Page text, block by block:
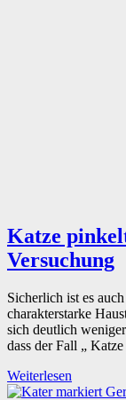
Katze
Versuchung
Sicherlich ist es
charakterstarke
sich deutlich
dass der Fall „
Weiterlesen